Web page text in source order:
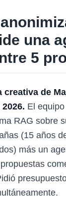
una
5
creativa de
El
RAG sobre
(15 años
más un